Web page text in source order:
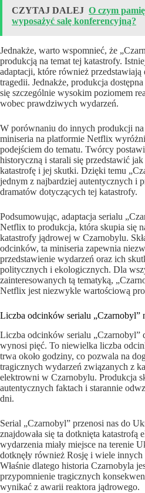
CZYTAJ DALEJ O czym
wyposażyć salę konferencyjną?
Jednakże, warto wspomnieć, że
produkcją na temat tej katastrofy.
adaptacji, które również przedstawiają
tragedii. Jednakże, produkcja
się szczególnie wysokim poziomem
wobec prawdziwych wydarzeń.
W porównaniu do innych produkcji na
miniseria na platformie Netflix
podejściem do tematu. Twórcy
historyczną i starali się przedstawić
katastrofę i jej skutki. Dzięki temu
jednym z najbardziej autentycznych i
dramatów dotyczących tej katastrofy.
Podsumowując, adaptacja serialu
Netflix to produkcja, która skupia się
katastrofy jądrowej w Czarnobylu.
odcinków, ta miniseria zapewnia
przedstawienie wydarzeń oraz ich
politycznych i ekologicznych. Dla
zainteresowanych tą tematyką,
Netflix jest niezwykle wartościową
Liczba odcinków serialu „Czarnobyl”
Liczba odcinków serialu „Czarnobyl”
wynosi pięć. To niewielka liczba
trwa około godziny, co pozwala na
tragicznych wydarzeń związanych z
elektrowni w Czarnobylu. Produkcja
autentycznych faktach i starannie
dni.
Serial „Czarnobyl” przenosi nas do
znajdowała się ta dotknięta katastrofą
wydarzenia miały miejsce na terenie
dotknęły również Rosję i wiele
Właśnie dlatego historia Czarnobyla
przypomnienie tragicznych
wynikać z awarii reaktora jądrowego.